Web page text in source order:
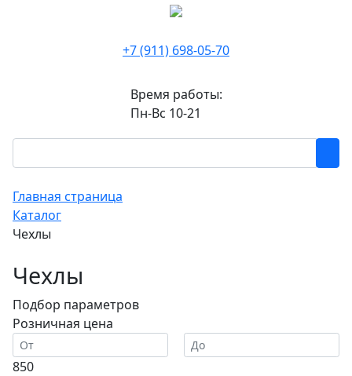
+7 (911) 698-05-70
Время работы:
Пн-Вс 10-21
Главная страница
Каталог
Чехлы
Чехлы
Подбор параметров
Розничная цена
850